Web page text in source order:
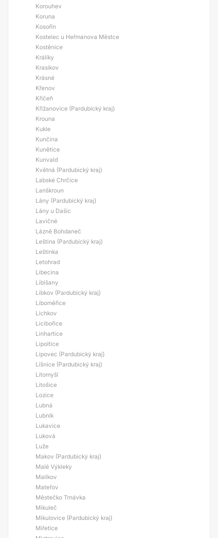
Korouhev
Koruna
Kosořín
Kostelec u Heřmanova Městce
Kostěnice
Králíky
Krasíkov
Krásné
Křenov
Křičeň
Křižanovice (Pardubický kraj)
Krouna
Kukle
Kunčina
Kunětice
Kunvald
Květná (Pardubický kraj)
Labské Chrčice
Lanškroun
Lány (Pardubický kraj)
Lány u Dašic
Lavičné
Lázně Bohdaneč
Leština (Pardubický kraj)
Leštinka
Letohrad
Libecina
Libišany
Libkov (Pardubický kraj)
Liboměřice
Lichkov
Licibořice
Linhartice
Lipoltice
Lipovec (Pardubický kraj)
Líšnice (Pardubický kraj)
Litomyšl
Litošice
Lozice
Lubná
Lubník
Lukavice
Luková
Luže
Makov (Pardubický kraj)
Malé Výkleky
Malíkov
Mateřov
Městečko Trnávka
Mikuleč
Mikulovice (Pardubický kraj)
Miřetice